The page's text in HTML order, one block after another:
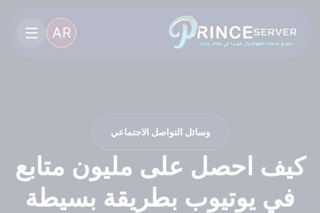
AR
وسائل التواصل الاجتماعي
كيف احصل على مليون متابع
في يوتيوب بطريقة بسيطة